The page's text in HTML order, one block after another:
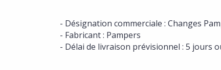
- Désignation commerciale : Changes
- Fabricant : Pampers
- Délai de livraison prévisionnel : 5 jours